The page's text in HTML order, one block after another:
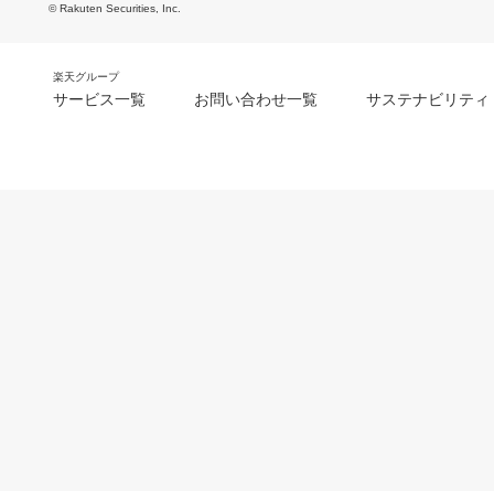
© Rakuten Securities, Inc.
楽天グループ
サービス一覧 お問い合わせ一覧 サステナビリティ